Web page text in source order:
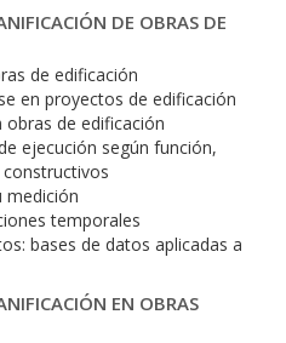
DE OBRAS DE
de edificación
en proyectos de edificación
de edificación
ejecución según función,
medición
temporales
bases de datos aplicadas a
EN OBRAS